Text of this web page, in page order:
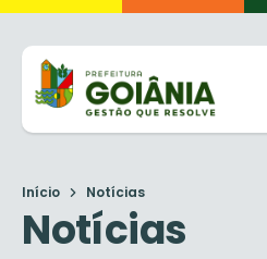
Início Notícias
Notícias